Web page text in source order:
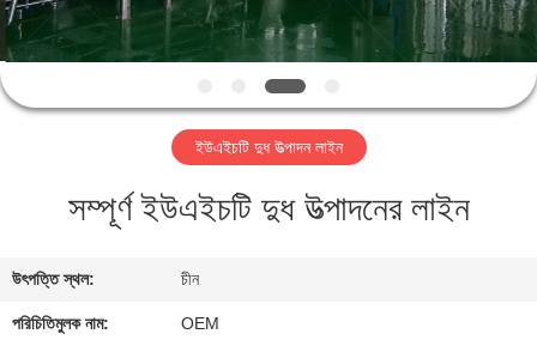
নিয়ন্ত্রণ
যোগাযোগ
উদ্ধৃতির
আবেদন
ইউএইচটি দুধ উত্পাদন লাইন
সম্পূর্ণ ইউএইচটি দুধ উত্পাদনের লাইন
উৎপত্তি স্থল: চীন
পরিচিতিমুলক নাম: OEM